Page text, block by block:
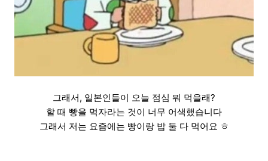
그래서, 일본인들이 오늘 점심 뭐 먹을래?
할 때 빵을 먹자라는 것이 너무 어색했습니다
그래서 저는 요즘에는 빵이랑 밥 둘 다 먹어요 ㅎ